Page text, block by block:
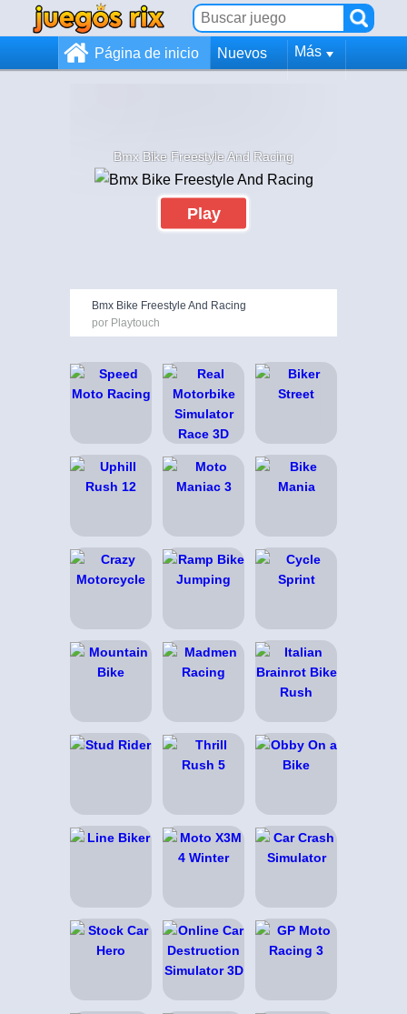
Página de inicio Nuevos Más
Bmx Bike Freestyle And Racing
Play
Bmx Bike Freestyle And Racing
por Playtouch